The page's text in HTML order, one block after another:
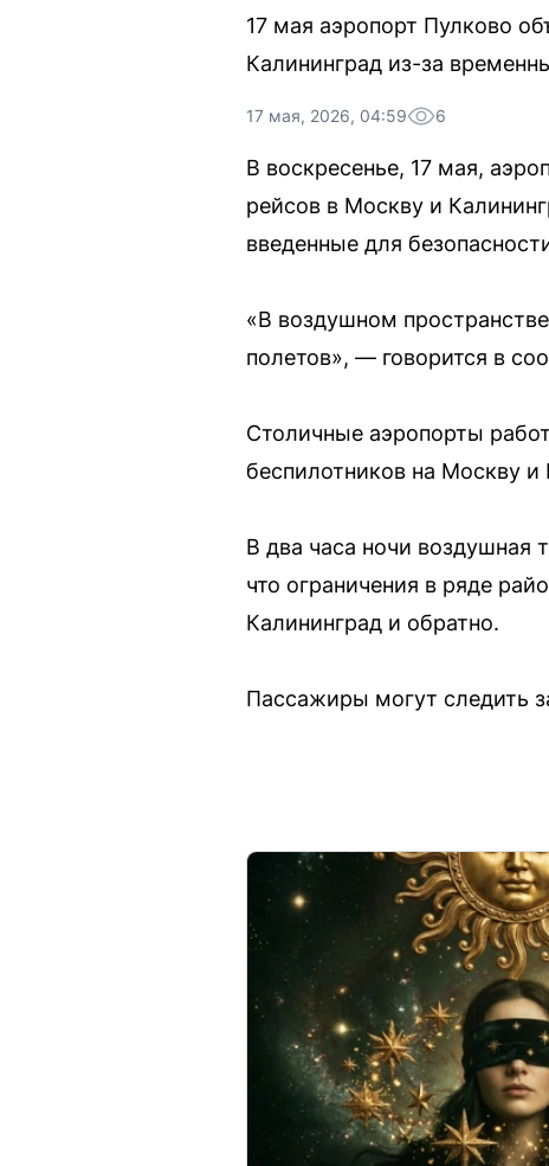
17 мая аэропорт Пулково
Калининград из-за
17 мая, 2026, 04:59 6
В воскресенье, 17 мая,
рейсов в Москву и
введенные для
«В воздушном
полетов», — говорится в
Столичные аэропорты
беспилотников на Москву
В два часа ночи воздушная
что ограничения в ряде
Калининград и обратно.
Пассажиры могут следить